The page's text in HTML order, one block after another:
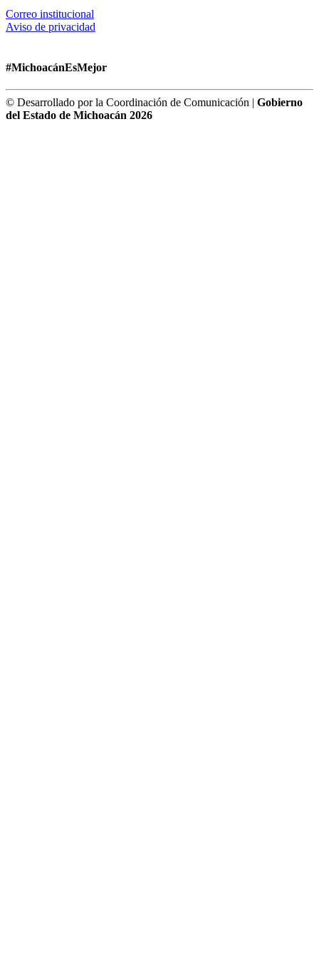
Correo institucional
Aviso de privacidad
#MichoacánEsMejor
© Desarrollado por la Coordinación de Comunicación | Gobierno
del Estado de Michoacán 2026